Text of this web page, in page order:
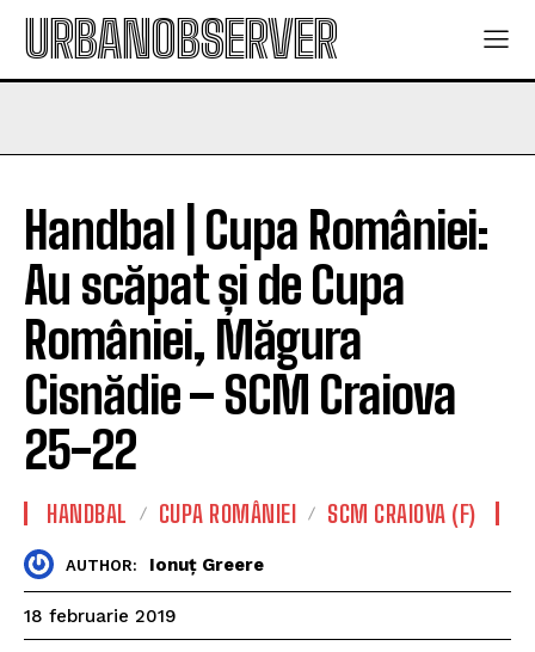
URBANOBSERVER
Handbal | Cupa României:
Au scăpat și de Cupa
României, Măgura
Cisnădie – SCM Craiova
25-22
HANDBAL CUPA ROMÂNIEI SCM CRAIOVA (F)
AUTHOR: Ionuț Greere
18 februarie 2019